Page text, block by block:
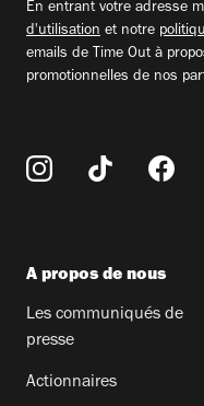
En entrant votre adresse
d'utilisation et notre
emails de Time Out à
promotionnelles de nos
A propos de nous
Les communiqués de
presse
Actionnaires